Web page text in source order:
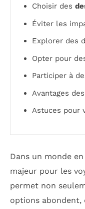
Choisir des
Éviter les
Explorer des
Opter pour
Participer à
Avantages des
Astuces pour
Dans un monde
majeur pour les
permet non
options abondent,